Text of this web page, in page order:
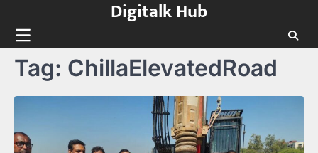
content
Digitalk Hub
Tag: ChillaElevatedRoad